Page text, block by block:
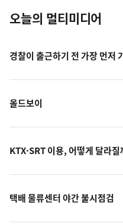
오늘의 멀티미디어
경찰이 출근하기 전 가장 먼저
올드보이
KTX·SRT 이용, 어떻게 달라질
택배 물류센터 야간 불시점검